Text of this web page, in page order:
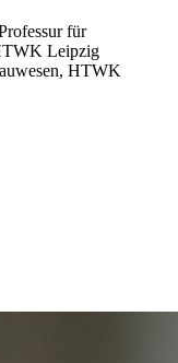
für
Leipzig
HTWK